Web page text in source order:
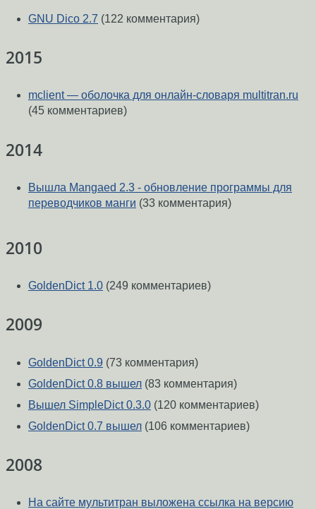
GNU Dico 2.7 (122 комментария)
2015
mclient — оболочка для онлайн-словаря multitran.ru
(45 комментариев)
2014
Вышла Mangaed 2.3 - обновление программы для
переводчиков манги (33 комментария)
2010
GoldenDict 1.0 (249 комментариев)
2009
GoldenDict 0.9 (73 комментария)
GoldenDict 0.8 вышел (83 комментария)
Вышел SimpleDict 0.3.0 (120 комментариев)
GoldenDict 0.7 вышел (106 комментариев)
2008
На сайте мультитран выложена ссылка на версию